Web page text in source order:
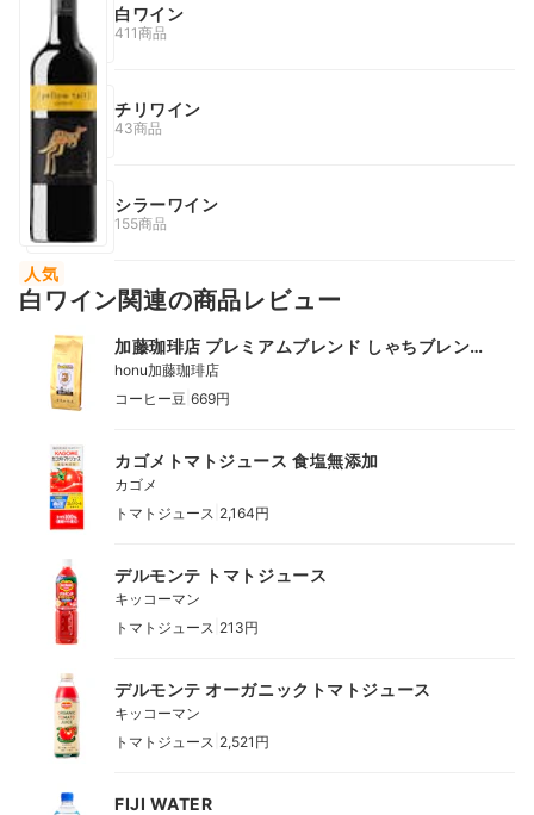
白ワイン
411商品
チリワイン
43商品
シラーワイン
155商品
人気
白ワイン関連の商品レビュー
加藤珈琲店 プレミアムブレンド しゃちブレン
ド
honu加藤珈琲店
コーヒー豆 669円
カゴメトマトジュース 食塩無添加
カゴメ
トマトジュース 2,164円
デルモンテ トマトジュース
キッコーマン
トマトジュース 213円
デルモンテ オーガニックトマトジュース
キッコーマン
トマトジュース 2,521円
FIJI WATER